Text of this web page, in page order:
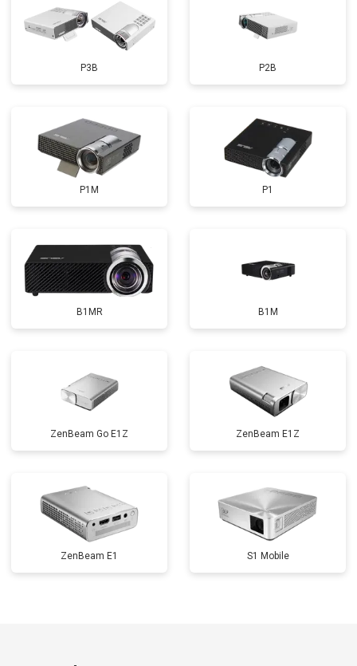
P3B P2B
P1M P1
B1MR B1M
ZenBeam Go E1Z ZenBeam E1Z
ZenBeam E1 S1 Mobile